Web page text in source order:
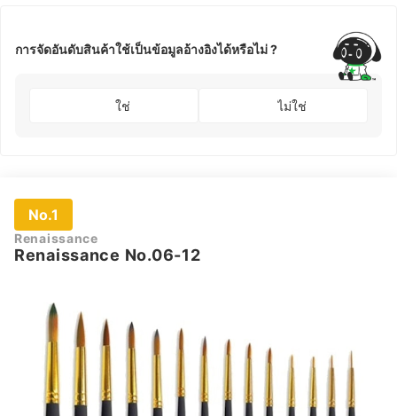
การจัดอันดับสินค้าใช้เป็นข้อมูลอ้างอิงได้หรือไม่ ?
ใช่ ไม่ใช่
No.1
Renaissance
Renaissance No.06-12